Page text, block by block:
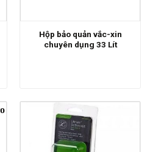
Hộp bảo quản vắc-xin
chuyên dụng 33 Lít